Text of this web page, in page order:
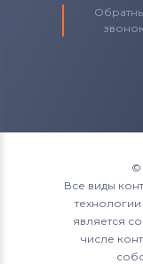
VAIO VPC-
VAIO VPC-
VAIO
VAIO
VAIO VPC-
©
Все виды
является
числе